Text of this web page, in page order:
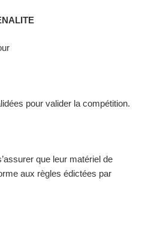
pour valider la compétition.
que leur matériel de
aux règles édictées par